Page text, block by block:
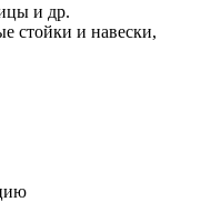
и др.
стойки и навески,